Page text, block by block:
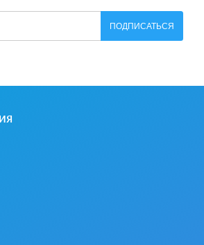
ПОДПИСАТЬСЯ